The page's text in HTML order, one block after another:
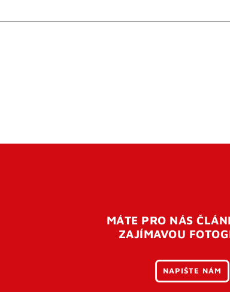
MÁTE PRO NÁS
ZAJÍMAVOU
NAPIŠTE NÁM